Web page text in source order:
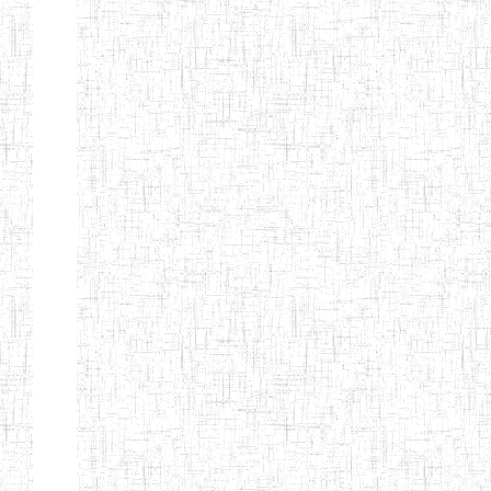
Etablissements
d'enseignement
secondaire
technique
et
professionnel
ESTP
Etablissements